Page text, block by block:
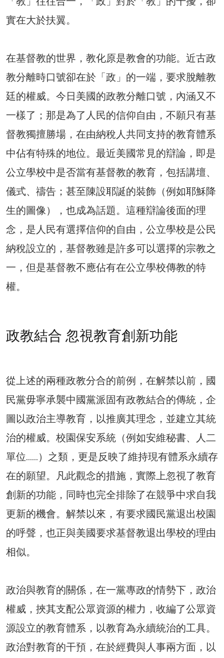
實在大於扶翼。
在基督教的世界，教化原是教會的功能。近古政
教分離時口號卻在於「政」的一端，要求脫離教
廷的權威。今日美國的政教分離口號，內涵又不
一樣了；那是為了人民的信仰自由，不願只有基
督教獨擅勝場，在由納稅人共同支持的教育體系
中佔有特殊的地位。最近美國常見的辯論，即是
公立學校中是否當有基督教的教育，包括講壇、
儀式、禱告；甚至陳設耶誕的裝飾（例如耶穌降
生的圖像），也成為話題。這種辯論後面的理
念，是人民有選擇信仰的自由，公立學校是公民
納稅設立的，基督教雖是許多可以選擇的宗教之
一，但是基督教不應佔有在公立學校傳教的特
權。
政教結合 忽視教育創新功能
從上述的兩種政教分合的前例，在解禁以前，國
民黨毋寧承襲中國黨派固有政教結合的傳統，企
圖以政治主導教育，以推廣其理念，並建立其統
治的權威。校園保安系統（例如安維秘書、人二
單位……）之類，更是反映了維持現有體系永續存
在的願望。凡此觀念的措施，實際上忽視了教育
創新的功能，同時也完全排除了在競爭中求自我
更新的機會。解禁以來，有要求國民黨退出校園
的呼聲，也正與美國要求基督教退出學校的理由
相似。
政治與教育的關係，在一黨專政的情勢下，政治
權威，挾其支配公眾資源的權力，收編了公眾資
源設立的教育體系，以教育為永續統治的工具。
政治對教育的干預，在於經費與人事兩方面，以